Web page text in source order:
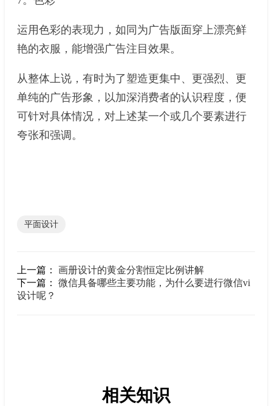
运用色彩的表现力，如同为广告版面穿上漂亮鲜
艳的衣服，能增强广告注目效果。
从整体上说，有时为了塑造更集中、更强烈、更
单纯的广告形象，以加深消费者的认识程度，便
可针对具体情况，对上述某一个或几个要素进行
夸张和强调。
平面设计
上一篇： 画册设计的黄金分割恒定比例讲解
下一篇： 微信具备哪些主要功能，为什么要进行微信vi
设计呢？
相关知识